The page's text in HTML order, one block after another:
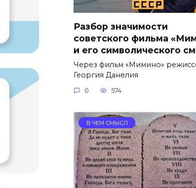
Разбор значимости
советского фильма
и его символического
Через фильм «Мимино»
Георгия Данелия
0 574
В ЧЕМ СМЫСЛ